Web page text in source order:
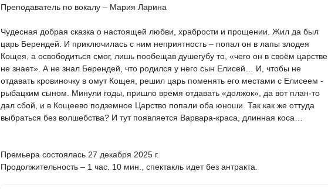
Преподаватель по вокалу – Мария Ларина
Чудесная добрая сказка о настоящей любви, храбрости и прощении. Жил да был
царь Берендей. И приключилась с ним неприятность – попал он в лапы злодея
Кощея, а освободиться смог, лишь пообещав душегубу то, «чего он в своём царстве
не знает». А не знал Берендей, что родился у него сын Елисей… И, чтобы не
отдавать кровиночку в омут Кощея, решил царь поменять его местами с Елисеем -
рыбацким сыном. Минули годы, пришло время отдавать «должок», да вот план-то
дал сбой, и в Кощеево подземное Царство попали оба юноши. Так как же оттуда
выбраться без волшебства? И тут появляется Варвара-краса, длинная коса…
Премьера состоялась 27 декабря 2025 г.
Продолжительность – 1 час. 10 мин., спектакль идет без антракта.